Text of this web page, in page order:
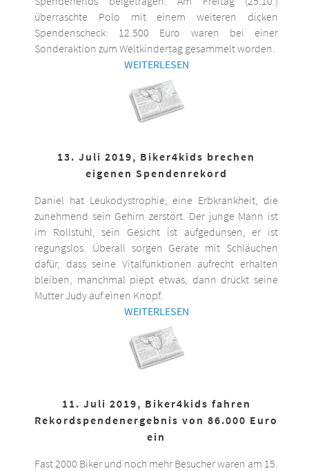
überraschte Polo mit einem weiteren dicken
Spendenscheck: 12.500 Euro waren bei einer
Sonderaktion zum Weltkindertag gesammelt worden.
WEITERLESEN
13. Juli 2019, Biker4kids brechen
eigenen Spendenrekord
Daniel hat Leukodystrophie, eine Erbkrankheit, die
zunehmend sein Gehirn zerstört. Der junge Mann ist
im Rollstuhl, sein Gesicht ist aufgedunsen, er ist
regungslos. Überall sorgen Geräte mit Schläuchen
dafür, dass seine Vitalfunktionen aufrecht erhalten
bleiben, manchmal piept etwas, dann drückt seine
Mutter Judy auf einen Knopf.
WEITERLESEN
11. Juli 2019, Biker4kids fahren
Rekordspendenergebnis von 86.000 Euro
ein
Fast 2000 Biker und noch mehr Besucher waren am 15.